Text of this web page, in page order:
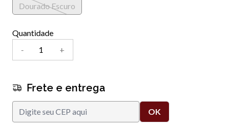
Dourado Escuro
Quantidade
-
+
Frete e entrega